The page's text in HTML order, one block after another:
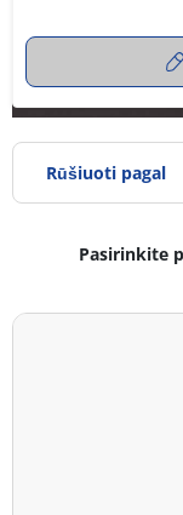
Rūšiuoti pagal
Padangos tipas
Visi tipai
Visi
Pasirinkite